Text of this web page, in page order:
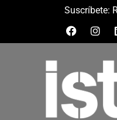
Suscríbete: